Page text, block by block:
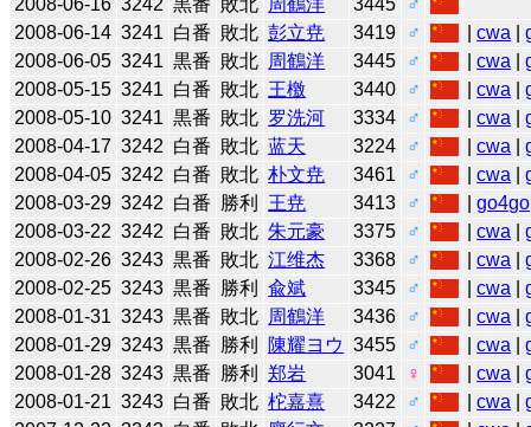
2008-06-14 3241 白番 敗北 彭立尭 3419 ♂ |cwa |
2008-06-05 3241 黒番 敗北 周鶴洋 3445 ♂ |cwa |
2008-05-15 3241 白番 敗北 王檄 3440 ♂ |cwa |
2008-05-10 3241 黒番 敗北 罗洗河 3334 ♂ |cwa |
2008-04-17 3242 白番 敗北 蓝天 3224 ♂ |cwa |
2008-04-05 3242 白番 敗北 朴文尭 3461 ♂ |cwa |
2008-03-29 3242 白番 勝利 王尭 3413 ♂ |go4go
2008-03-22 3242 白番 敗北 朱元豪 3375 ♂ |cwa |
2008-02-26 3243 黒番 敗北 江维杰 3368 ♂ |cwa |
2008-02-25 3243 黒番 勝利 兪斌 3345 ♂ |cwa |
2008-01-31 3243 黒番 敗北 周鶴洋 3436 ♂ |cwa |
2008-01-29 3243 黒番 勝利 陳耀ヨウ 3455 ♂ |cwa |
2008-01-28 3243 黒番 勝利 郑岩 3041 ♀ |cwa |
2008-01-21 3243 白番 敗北 柁嘉熹 3422 ♂ |cwa |